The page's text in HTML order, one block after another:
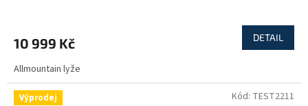
M
A
10 999 Kč DETAIL
Allmountain lyže
Výprodej
Kód: TEST2211